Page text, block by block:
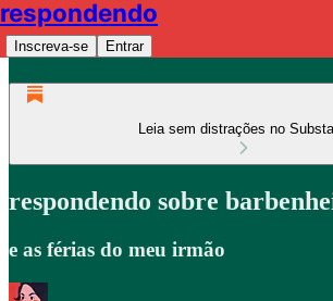
respondendo
Inscreva-se Entrar
Leia sem distrações no
respondendo sobre
e as férias do meu irmão